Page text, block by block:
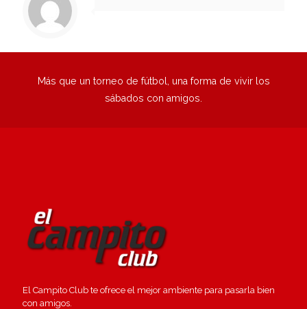
Más que un torneo de fútbol, una forma de vivir los
sábados con amigos.
El Campito Club te ofrece el mejor ambiente para pasarla bien
con amigos.